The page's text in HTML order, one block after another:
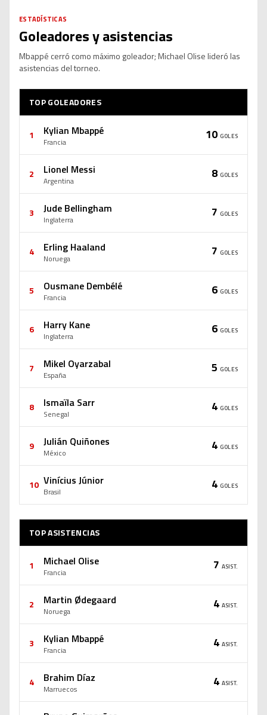
ESTADÍSTICAS
Goleadores y asistencias
Mbappé cerró como máximo goleador; Michael Olise lideró las
asistencias del torneo.
TOP GOLEADORES
1 Kylian Mbappé
Francia 10 GOLES
2 Lionel Messi
Argentina 8 GOLES
3 Jude Bellingham
Inglaterra 7 GOLES
4 Erling Haaland
Noruega 7 GOLES
5 Ousmane Dembélé
Francia 6 GOLES
6 Harry Kane
Inglaterra 6 GOLES
7 Mikel Oyarzabal
España 5 GOLES
8 Ismaïla Sarr
Senegal 4 GOLES
9 Julián Quiñones
México 4 GOLES
10 Vinícius Júnior
Brasil 4 GOLES
TOP ASISTENCIAS
1 Michael Olise
Francia 7 ASIST.
2 Martin Ødegaard
Noruega 4 ASIST.
3 Kylian Mbappé
Francia 4 ASIST.
4 Brahim Díaz
Marruecos 4 ASIST.